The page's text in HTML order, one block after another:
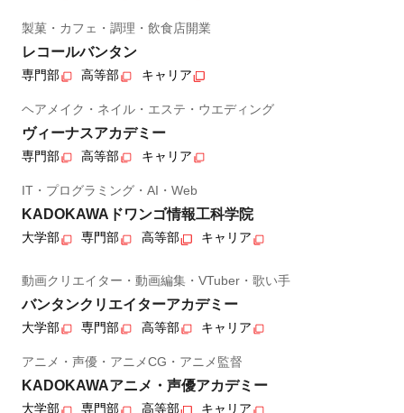
製菓・カフェ・調理・飲食店開業
レコールバンタン
専門部 高等部 キャリア
ヘアメイク・ネイル・エステ・ウエディング
ヴィーナスアカデミー
専門部 高等部 キャリア
IT・プログラミング・AI・Web
KADOKAWAドワンゴ情報工科学院
大学部 専門部 高等部 キャリア
動画クリエイター・動画編集・VTuber・歌い手
バンタンクリエイターアカデミー
大学部 専門部 高等部 キャリア
アニメ・声優・アニメCG・アニメ監督
KADOKAWAアニメ・声優アカデミー
大学部 専門部 高等部 キャリア